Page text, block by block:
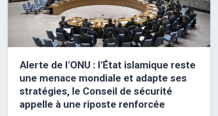
Alerte de l’ONU : l’État islamique reste
une menace mondiale et adapte ses
stratégies, le Conseil de sécurité
appelle à une riposte renforcée